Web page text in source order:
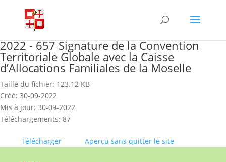
content
2022 - 657 Signature de la Convention
Territoriale Globale avec la Caisse
d’Allocations Familiales de la Moselle
Taille du fichier: 123.12 KB
Créé: 30-09-2022
Mis à jour: 30-09-2022
Téléchargements: 87
Télécharger Aperçu sans quitter le site